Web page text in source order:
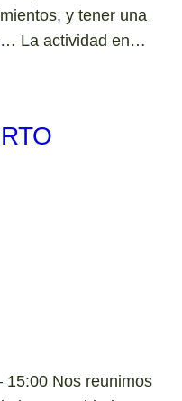
y tener una
La actividad en…
15:00 Nos reunimos